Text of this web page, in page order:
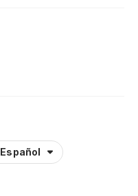
Español